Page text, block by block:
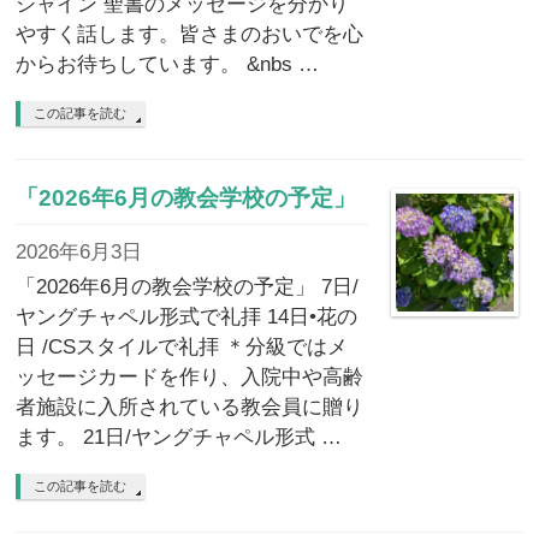
やすく話します。皆さまのおいでを心
からお待ちしています。 &nbs …
この記事を読む
「2026年6月の教会学校の予定」
2026年6月3日
「2026年6月の教会学校の予定」 7日/
ヤングチャペル形式で礼拝 14日•花の
日 /CSスタイルで礼拝 ＊分級ではメ
ッセージカードを作り、入院中や高齢
者施設に入所されている教会員に贈り
ます。 21日/ヤングチャペル形式 …
この記事を読む